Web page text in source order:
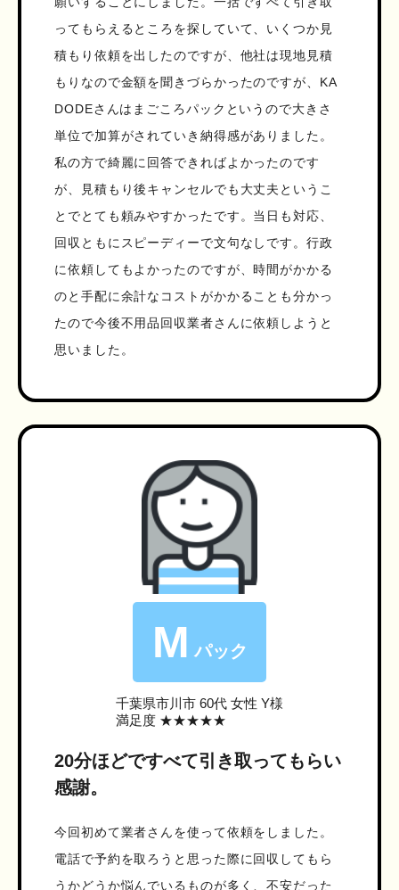
ってもらえるところを探していて、いくつか見
積もり依頼を出したのですが、他社は現地見積
もりなので金額を聞きづらかったのですが、KA
DODEさんはまごころパックというので大きさ
単位で加算がされていき納得感がありました。
私の方で綺麗に回答できればよかったのです
が、見積もり後キャンセルでも大丈夫というこ
とでとても頼みやすかったです。当日も対応、
回収ともにスピーディーで文句なしです。行政
に依頼してもよかったのですが、時間がかかる
のと手配に余計なコストがかかることも分かっ
たので今後不用品回収業者さんに依頼しようと
思いました。
M パック
千葉県市川市 60代 女性 Y様
満足度 ★★★★★
20分ほどですべて引き取ってもらい
感謝。
今回初めて業者さんを使って依頼をしました。
電話で予約を取ろうと思った際に回収してもら
うかどうか悩んでいるものが多く、不安だった